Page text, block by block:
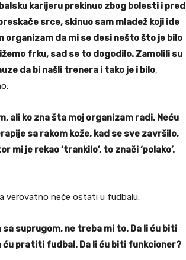
karijeru prekinuo zbog bolesti i pred
srce, skinuo sam mladež koji ide
organizam da mi se desi nešto što je bilo
frku, sad se to dogodilo. Zamolili su
da bi našli trenera i tako je i bilo,
ali ko zna šta moj organizam radi. Neću
sa rakom kože, kad se sve završilo,
mi je rekao ‘trankilo’, to znači ‘polako’.
verovatno neće ostati u fudbalu.
suprugom, ne treba mi to. Da li ću biti
pratiti fudbal. Da li ću biti funkcioner?